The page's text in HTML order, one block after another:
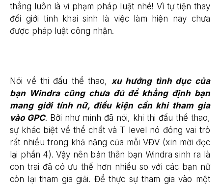
thẳng luôn là vi phạm pháp luật nhé! Vì tự tiện thay
đổi giới tính khai sinh là việc làm hiện nay chưa
được pháp luật công nhận.
Nói về thi đấu thể thao, xu hướng tình dục của
bạn Windra cũng chưa đủ để khẳng định bạn
mang giới tính nữ, điều kiện cần khi tham gia
vào GPC. Bởi như mình đã nói, khi thi đấu thể thao,
sự khác biệt về thể chất và T level nó đóng vai trò
rất nhiều trong khả năng của mỗi VĐV (xin mời đọc
lại phần 4). Vậy nên bản thân bạn Windra sinh ra là
con trai đã có ưu thế hơn nhiều so với các bạn nữ
còn lại tham gia giải. Để thực sự tham gia vào một